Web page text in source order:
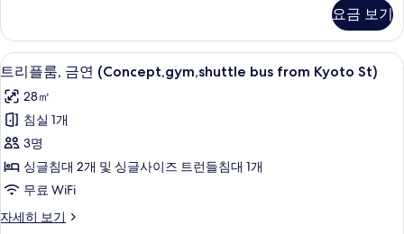
기
보
기
사
진
모
두
보
기
연
(Concept,gym,shuttle
bus
from
Kyoto
St)
세
히
보
기
요금 보기
트
리
플
룸,
금
연
(Concept,gym,shuttle
bus
트리플룸, 금연 (Concept,gym,shuttle
9
트리플룸, 금연 (Concept,gym,shuttle bus from Kyoto St)
28㎡
침실 1개
3명
싱글침대 2개 및 싱글사이즈 트런들침대 1개
무료 WiFi
자세히 보기
트